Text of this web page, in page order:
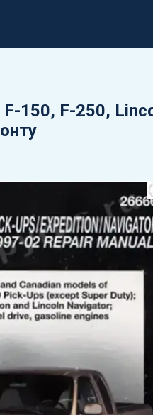
150, F-250,